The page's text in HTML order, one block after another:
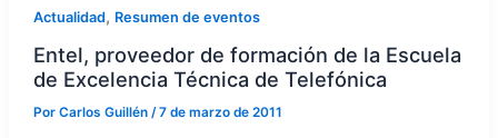
Actualidad, Resumen de eventos
Entel, proveedor de formación de la Escuela
de Excelencia Técnica de Telefónica
Por Carlos Guillén /7 de marzo de 2011